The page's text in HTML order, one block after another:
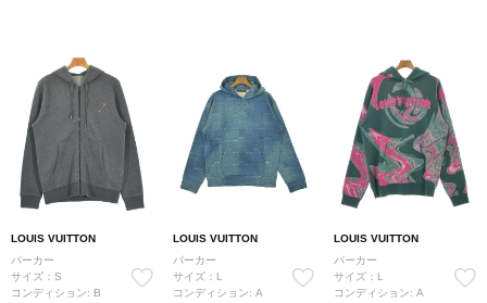
LOUIS VUITTON
パーカー
サイズ：S
コンディション: B
LOUIS VUITTON
パーカー
サイズ：L
コンディション: A
LOUIS VUITTON
パーカー
サイズ：L
コンディション: A